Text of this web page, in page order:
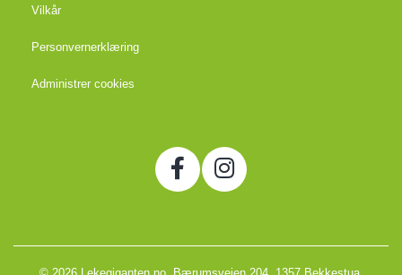
Vilkår
Personvernerklæring
Administrer cookies